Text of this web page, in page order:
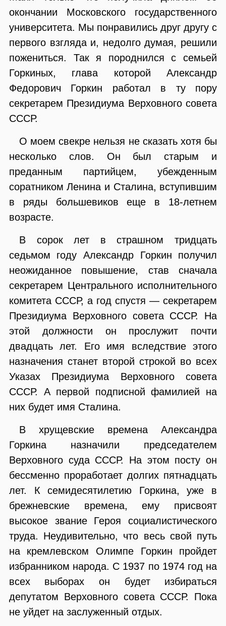
окончании Московского государственного
университета. Мы понравились друг другу с
первого взгляда и, недолго думая, решили
пожениться. Так я породнился с семьей
Горкиных, глава которой Александр
Федорович Горкин работал в ту пору
секретарем Президиума Верховного совета
СССР.
О моем свекре нельзя не сказать хотя бы
несколько слов. Он был старым и
преданным партийцем, убежденным
соратником Ленина и Сталина, вступившим
в ряды большевиков еще в 18-летнем
возрасте.
В сорок лет в страшном тридцать
седьмом году Александр Горкин получил
неожиданное повышение, став сначала
секретарем Центрального исполнительного
комитета СССР, а год спустя — секретарем
Президиума Верховного совета СССР. На
этой должности он прослужит почти
двадцать лет. Его имя вследствие этого
назначения станет второй строкой во всех
Указах Президиума Верховного совета
СССР. А первой подписной фамилией на
них будет имя Сталина.
В хрущевские времена Александра
Горкина назначили председателем
Верховного суда СССР. На этом посту он
бессменно проработает долгих пятнадцать
лет. К семидесятилетию Горкина, уже в
брежневские времена, ему присвоят
высокое звание Героя социалистического
труда. Неудивительно, что весь свой путь
на кремлевском Олимпе Горкин пройдет
избранником народа. С 1937 по 1974 год на
всех выборах он будет избираться
депутатом Верховного совета СССР. Пока
не уйдет на заслуженный отдых.